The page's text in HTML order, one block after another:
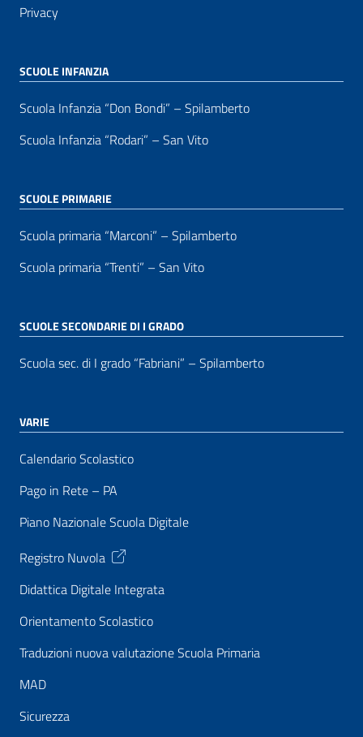
Privacy
SCUOLE INFANZIA
Scuola Infanzia “Don Bondi” – Spilamberto
Scuola Infanzia “Rodari” – San Vito
SCUOLE PRIMARIE
Scuola primaria “Marconi” – Spilamberto
Scuola primaria “Trenti” – San Vito
SCUOLE SECONDARIE DI I GRADO
Scuola sec. di I grado “Fabriani” – Spilamberto
VARIE
Calendario Scolastico
Pago in Rete – PA
Piano Nazionale Scuola Digitale
Registro Nuvola
Didattica Digitale Integrata
Orientamento Scolastico
Traduzioni nuova valutazione Scuola Primaria
MAD
Sicurezza